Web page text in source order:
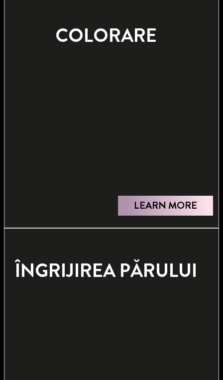
COLORARE
LEARN MORE
ÎNGRIJIREA PĂRULUI